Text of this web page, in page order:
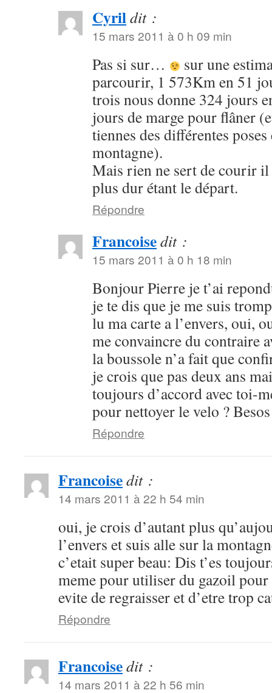
Cyrildit :
15 mars 2011 à 0 h 09 min
Pas si sur…
sur une
parcourir, 1 573Km en 51
trois nous donne 324 jours
jours de marge pour flâner
tiennes des différentes poses
montagne).
Mais rien ne sert de courir
plus dur étant le départ.
Répondre
Francoisedit :
15 mars 2011 à 0 h 18 min
Bonjour Pierre je t’ai
je te dis que je me suis
lu ma carte a l’envers, oui,
me convaincre du contraire
la boussole n’a fait que
je crois que pas deux ans
toujours d’accord avec toi-
pour nettoyer le velo ?
Répondre
Francoisedit :
14 mars 2011 à 22 h 54 min
oui, je crois d’autant plus
l’envers et suis alle sur la
c’etait super beau: Dis t’es
meme pour utiliser du gazoil pour
evite de regraisser et d’etre trop
Répondre
Francoisedit :
14 mars 2011 à 22 h 56 min